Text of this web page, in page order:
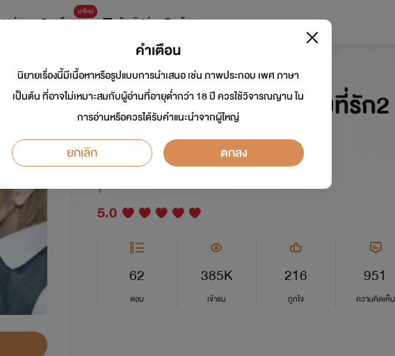
การ์ตูน
มาใหม่
ดรีมแชท ธัญลิสต์ ค้นหา
Little Devil ปีศาจน้อยที่รัก2
(NC18+) End.
นักเขียน:MintK
Y
5.0
62
ตอน
385K
เข้าชม
216
ถูกใจ
951
ความคิดเห็น
คำเตือน
นิยายเรื่องนี้มีเนื้อหาหรือรูปแบบการนำเสนอ เช่น ภาพประกอบ เพศ ภาษา
เป็นต้น ที่อาจไม่เหมาะสมกับผู้อ่านที่อายุต่ำกว่า 18 ปี ควรใช้วิจารณญาน ใน
การอ่านหรือควรได้รับคำแนะนำจากผู้ใหญ่
ยกเลิก ตกลง